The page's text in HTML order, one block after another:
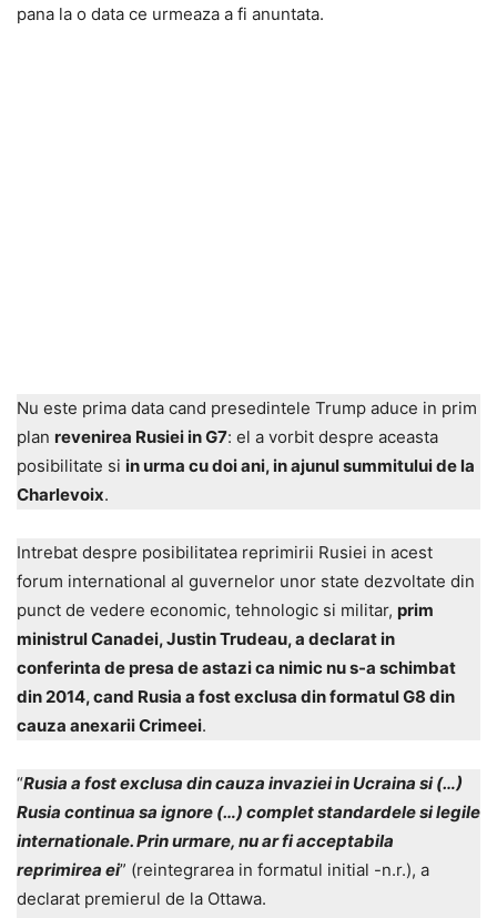
pana la o data ce urmeaza a fi anuntata.
Nu este prima data cand presedintele Trump aduce in prim
plan revenirea Rusiei in G7: el a vorbit despre aceasta
posibilitate si in urma cu doi ani, in ajunul summitului de la
Charlevoix.
Intrebat despre posibilitatea reprimirii Rusiei in acest
forum international al guvernelor unor state dezvoltate din
punct de vedere economic, tehnologic si militar, prim
ministrul Canadei, Justin Trudeau, a declarat in
conferinta de presa de astazi ca nimic nu s-a schimbat
din 2014, cand Rusia a fost exclusa din formatul G8 din
cauza anexarii Crimeei.
“Rusia a fost exclusa din cauza invaziei in Ucraina si (…)
Rusia continua sa ignore (…) complet standardele si legile
internationale. Prin urmare, nu ar fi acceptabila
reprimirea ei” (reintegrarea in formatul initial -n.r.), a
declarat premierul de la Ottawa.